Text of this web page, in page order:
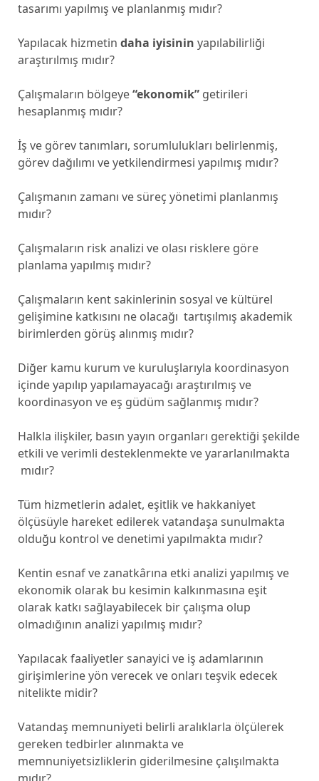
tasarımı yapılmış ve planlanmış mıdır?
Yapılacak hizmetin daha iyisinin yapılabilirliği
araştırılmış mıdır?
Çalışmaların bölgeye“ekonomik”getirileri
hesaplanmış mıdır?
İş ve görev tanımları, sorumlulukları belirlenmiş,
görev dağılımı ve yetkilendirmesi yapılmış mıdır?
Çalışmanın zamanı ve süreç yönetimi planlanmış
mıdır?
Çalışmaların risk analizi ve olası risklere göre
planlama yapılmış mıdır?
Çalışmaların kent sakinlerinin sosyal ve kültürel
gelişimine katkısını ne olacağı tartışılmış akademik
birimlerden görüş alınmış mıdır?
Diğer kamu kurum ve kuruluşlarıyla koordinasyon
içinde yapılıp yapılamayacağı araştırılmış ve
koordinasyon ve eş güdüm sağlanmış mıdır?
Halkla ilişkiler, basın yayın organları gerektiği şekilde
etkili ve verimli desteklenmekte ve yararlanılmakta
mıdır?
Tüm hizmetlerin adalet, eşitlik ve hakkaniyet
ölçüsüyle hareket edilerek vatandaşa sunulmakta
olduğu kontrol ve denetimi yapılmakta mıdır?
Kentin esnaf ve zanatkârına etki analizi yapılmış ve
ekonomik olarak bu kesimin kalkınmasına eşit
olarak katkı sağlayabilecek bir çalışma olup
olmadığının analizi yapılmış mıdır?
Yapılacak faaliyetler sanayici ve iş adamlarının
girişimlerine yön verecek ve onları teşvik edecek
nitelikte midir?
Vatandaş memnuniyeti belirli aralıklarla ölçülerek
gereken tedbirler alınmakta ve
memnuniyetsizliklerin giderilmesine çalışılmakta